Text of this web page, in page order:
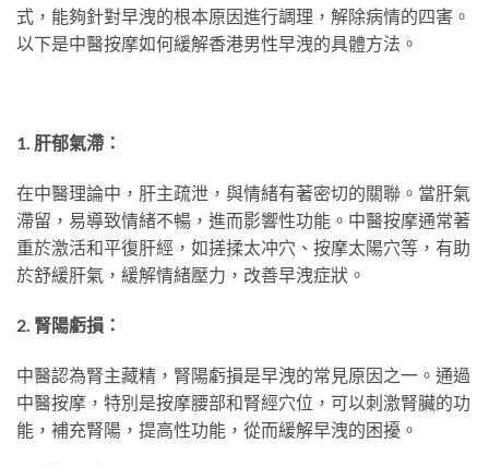
式，能夠針對早洩的根本原因進行調理，解除病情的四害。
以下是中醫按摩如何緩解香港男性早洩的具體方法。
1. 肝郁氣滯：
在中醫理論中，肝主疏泄，與情緒有著密切的關聯。當肝氣
滯留，易導致情緒不暢，進而影響性功能。中醫按摩通常著
重於激活和平復肝經，如搓揉太冲穴、按摩太陽穴等，有助
於舒緩肝氣，緩解情緒壓力，改善早洩症狀。
2. 腎陽虧損：
中醫認為腎主藏精，腎陽虧損是早洩的常見原因之一。通過
中醫按摩，特別是按摩腰部和腎經穴位，可以刺激腎臟的功
能，補充腎陽，提高性功能，從而緩解早洩的困擾。